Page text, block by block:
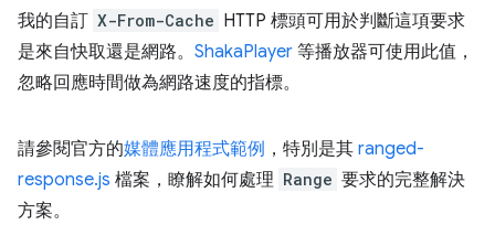
我的自訂 X-From-Cache HTTP 標頭可用於判斷這項要求
是來自快取還是網路。 ShakaPlayer 等播放器可使用此值，
忽略回應時間做為網路速度的指標。
請參閱官方的媒體應用程式範例 ，特別是其 ranged-
response.js 檔案，瞭解如何處理 Range 要求的完整解決
方案。